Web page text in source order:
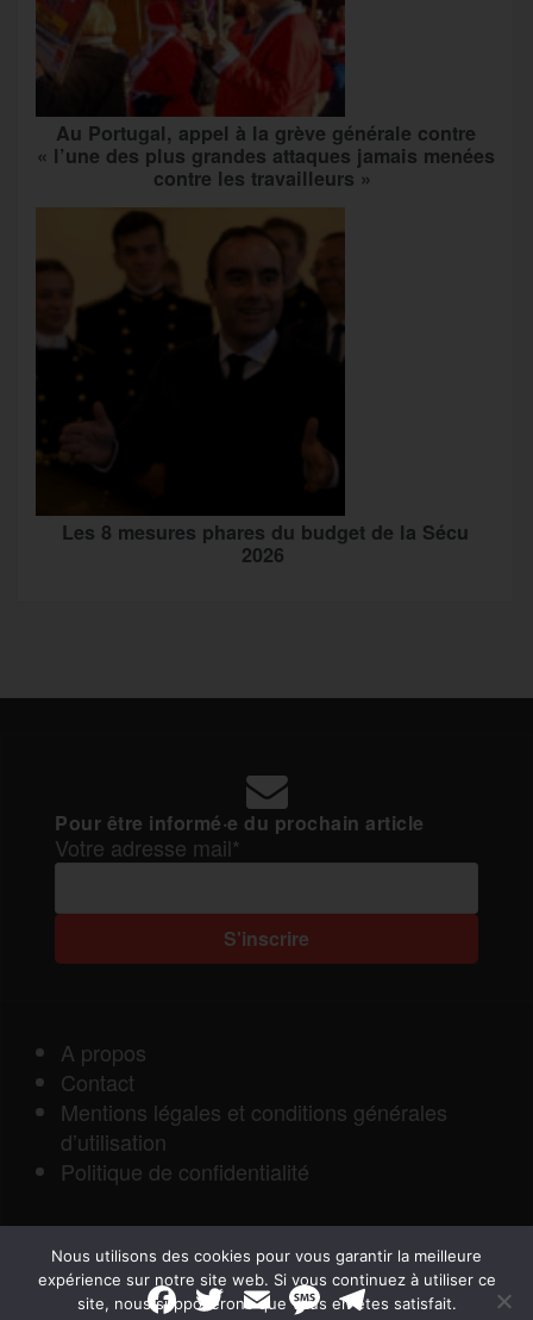
Au Portugal, appel à la grève générale contre
« l’une des plus grandes attaques jamais menées
contre les travailleurs »
Les 8 mesures phares du budget de la Sécu
2026
Pour être informé·e du prochain article
Votre adresse mail*
A propos
Contact
Mentions légales et conditions générales
d’utilisation
Politique de confidentialité
F
a
T
w
E
m
M
e
T
e
Nous utilisons des cookies pour vous garantir la meilleure
expérience sur notre site web. Si vous continuez à utiliser ce
site, nous supposerons que vous en êtes satisfait.